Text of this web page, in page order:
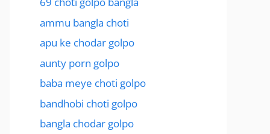
ammu bangla choti
apu ke chodar golpo
aunty porn golpo
baba meye choti golpo
bandhobi choti golpo
bangla chodar golpo